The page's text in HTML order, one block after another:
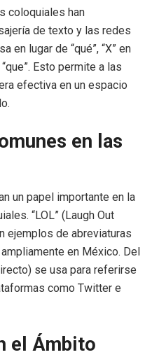
coloquiales han
de texto y las redes
en lugar de “qué”, “X” en
“que”. Esto permite a las
efectiva en un espacio
en las
un papel importante en la
“LOL” (Laugh Out
ejemplos de abreviaturas
en México. Del
se usa para referirse
como Twitter e
el Ámbito